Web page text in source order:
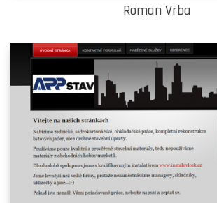
Roman Vrba